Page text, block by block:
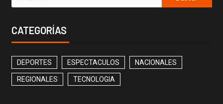
CATEGORÍAS
DEPORTES ESPECTACULOS NACIONALES
REGIONALES TECNOLOGIA